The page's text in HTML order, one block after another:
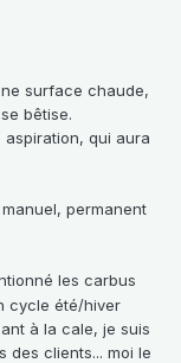
surface chaude,
bêtise.
qui aura
permanent
les carbus
cycle été/hiver
à la cale, je suis
des clients... moi le